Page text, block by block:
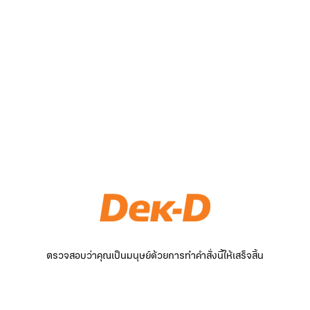
ตรวจสอบว่าคุณเป็นมนุษย์ด้วยการทำคำสั่งนี้ให้เสร็จสิ้น